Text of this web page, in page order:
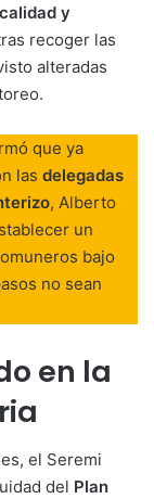
y
recoger las
alteradas
que ya
las delegadas
, Alberto
un
bajo
no sean
en la
el Seremi
del Plan